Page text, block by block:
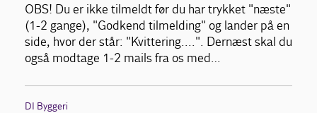
OBS! Du er ikke tilmeldt før du har trykket "næste"
(1-2 gange), "Godkend tilmelding" og lander på en
side, hvor der står: "Kvittering....". Dernæst skal du
også modtage 1-2 mails fra os med…
DI Byggeri